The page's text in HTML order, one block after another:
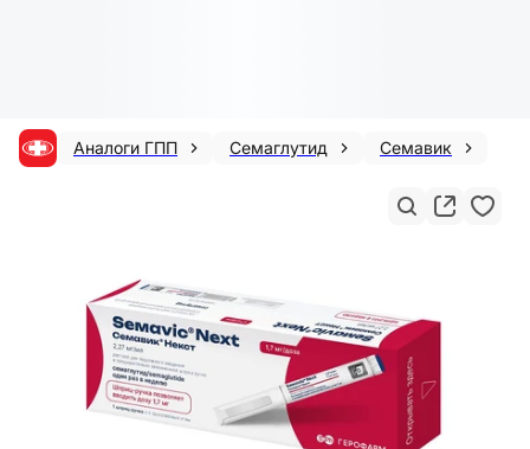
Аналоги ГПП Семаглутид Семавик